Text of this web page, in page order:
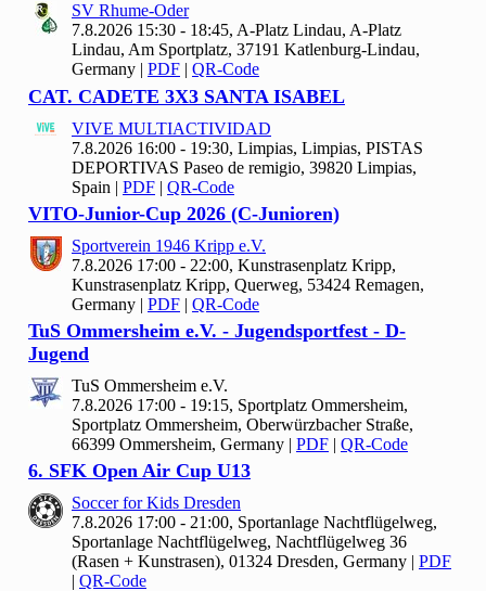
SV Rhume-Oder
7.8.2026 15:30 - 18:45, A-Platz Lindau, A-Platz
Lindau, Am Sportplatz, 37191 Katlenburg-Lindau,
Germany
PDF QR-Code
CAT. CADETE 3X3 SANTA ISABEL
VIVE MULTIACTIVIDAD
7.8.2026 16:00 - 19:30, Limpias, Limpias, PISTAS
DEPORTIVAS Paseo de remigio, 39820 Limpias,
Spain | PDF | QR-Code
VITO-Junior-Cup 2026 (C-Junioren)
Sportverein 1946 Kripp e.V.
7.8.2026 17:00 - 22:00, Kunstrasenplatz Kripp,
Kunstrasenplatz Kripp, Querweg, 53424 Remagen,
Germany | PDF | QR-Code
TuS Ommersheim e.V. - Jugendsportfest - D-
Jugend
TuS Ommersheim e.V.
7.8.2026 17:00 - 19:15, Sportplatz Ommersheim,
Sportplatz Ommersheim, Oberwürzbacher Straße,
66399 Ommersheim, Germany | PDF | QR-Code
6. SFK Open Air Cup U13
Soccer for Kids Dresden
7.8.2026 17:00 - 21:00, Sportanlage Nachtflügelweg,
Sportanlage Nachtflügelweg, Nachtflügelweg 36
(Rasen + Kunstrasen), 01324 Dresden, Germany | PDF
| QR-Code